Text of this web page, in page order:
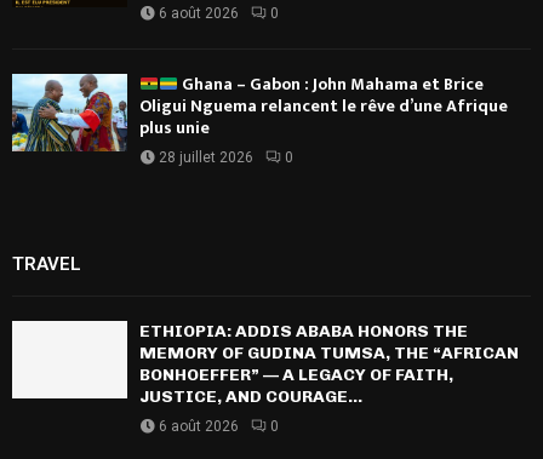
6 août 2026 0
Ghana – Gabon : John Mahama et Brice
Oligui Nguema relancent le rêve d’une Afrique
plus unie
28 juillet 2026 0
TRAVEL
ETHIOPIA: ADDIS ABABA HONORS THE
MEMORY OF GUDINA TUMSA, THE “AFRICAN
BONHOEFFER” — A LEGACY OF FAITH,
JUSTICE, AND COURAGE...
6 août 2026 0